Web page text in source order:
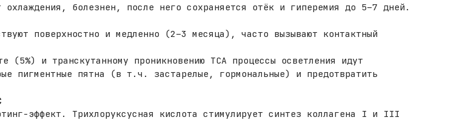
болезнен, после него сохраняется отёк и гиперемия до 5–7 дней.
поверхностно и медленно (2–3 месяца), часто вызывают контактный
и транскутанному проникновению ТСА процессы осветления идут
пигментные пятна (в т.ч. застарелые, гормональные) и предотвратить
эффект. Трихлоруксусная кислота стимулирует синтез коллагена I и III